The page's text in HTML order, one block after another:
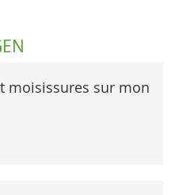
moisissures sur mon